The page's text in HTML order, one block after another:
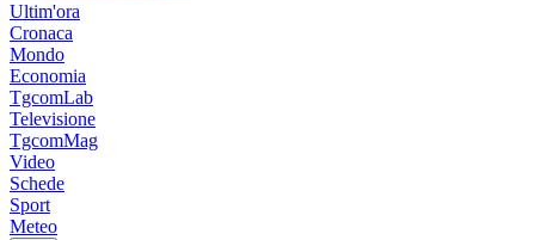
Ultim'ora
Cronaca
Mondo
Economia
TgcomLab
Televisione
TgcomMag
Video
Schede
Sport
Meteo